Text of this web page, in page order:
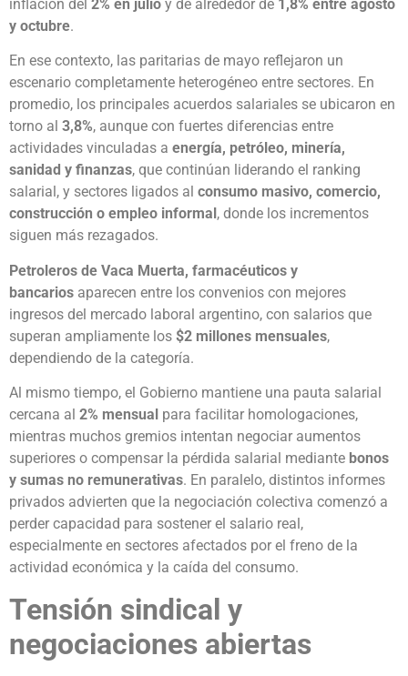
inflación del 2% en julio y de alrededor de 1,8% entre agosto
y octubre.
En ese contexto, las paritarias de mayo reflejaron un
escenario completamente heterogéneo entre sectores. En
promedio, los principales acuerdos salariales se ubicaron en
torno al 3,8%, aunque con fuertes diferencias entre
actividades vinculadas a energía, petróleo, minería,
sanidad y finanzas, que continúan liderando el ranking
salarial, y sectores ligados al consumo masivo, comercio,
construcción o empleo informal , donde los incrementos
siguen más rezagados.
Petroleros de Vaca Muerta, farmacéuticos y
bancarios aparecen entre los convenios con mejores
ingresos del mercado laboral argentino, con salarios que
superan ampliamente los $2 millones mensuales,
dependiendo de la categoría.
Al mismo tiempo, el Gobierno mantiene una pauta salarial
cercana al 2% mensual para facilitar homologaciones,
mientras muchos gremios intentan negociar aumentos
superiores o compensar la pérdida salarial mediante bonos
y sumas no remunerativas. En paralelo, distintos informes
privados advierten que la negociación colectiva comenzó a
perder capacidad para sostener el salario real,
especialmente en sectores afectados por el freno de la
actividad económica y la caída del consumo.
Tensión sindical y
negociaciones abiertas